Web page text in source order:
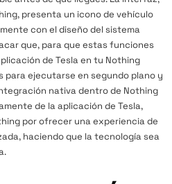
presenta un icono de vehículo
con el diseño del sistema
que, para que estas funciones
de Tesla en tu Nothing
para ejecutarse en segundo plano y
nativa dentro de Nothing
de la aplicación de Tesla,
por ofrecer una experiencia de
haciendo que la tecnología sea